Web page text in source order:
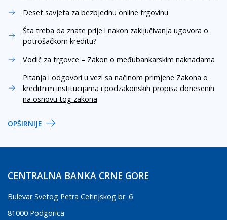
Deset savjeta za bezbjednu online trgovinu
Šta treba da znate prije i nakon zaključivanja ugovora o
potrošačkom kreditu?
Vodič za trgovce – Zakon o međubankarskim naknadama
Pitanja i odgovori u vezi sa načinom primjene Zakona o
kreditnim institucijama i podzakonskih propisa donesenih
na osnovu tog zakona
OPŠIRNIJE
CENTRALNA BANKA CRNE GORE
Bulevar Svetog Petra Cetinjskog br. 6
81000 Podgorica